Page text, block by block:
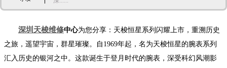
深圳天梭维修中心为您分享：天梭恒星系列闪耀上市，重溯历史
之旅，遥望宇宙，群星璀璨。自1969年起，名为天梭恒星的腕表系列
汇入历史的银河之中。这款诞生于登月时代的腕表，深受科幻风潮影